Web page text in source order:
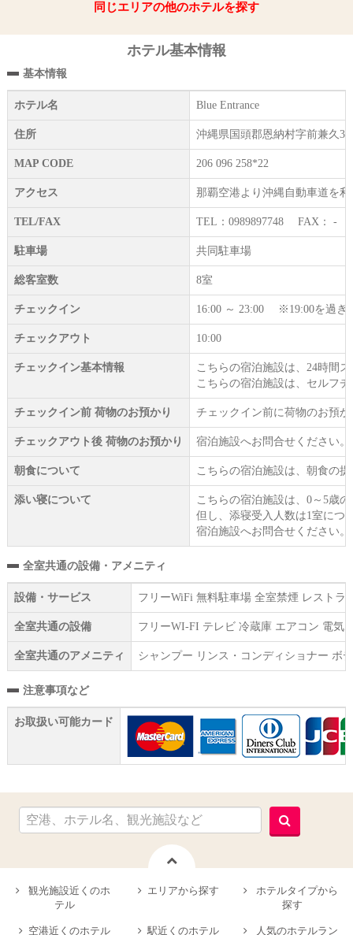
同じエリアの他のホテルを探す
ホテル基本情報
基本情報
ホテル名 Blue Entrance
住所 沖縄県国頭郡恩納村字前兼久
MAP CODE 206 096 258*22
アクセス 那覇空港より沖縄自動車道を利
TEL/FAX TEL：0989897748 FAX： -
駐車場 共同駐車場
総客室数 8室
チェックイン 16:00 ～ 23:00 ※19:00を過ぎ
チェックアウト 10:00
チェックイン基本情報
こちらの宿泊施設は、24時間
こちらの宿泊施設は、セルフ
チェックイン前 荷物のお預かり チェックイン前に荷物のお預
チェックアウト後 荷物のお預かり 宿泊施設へお問合せください。
朝食について こちらの宿泊施設は、朝食の
添い寝について
こちらの宿泊施設は、0～5歳
但し、添寝受入人数は1室につ
宿泊施設へお問合せください。
全室共通の設備・アメニティ
設備・サービス フリーWiFi 無料駐車場 全室禁煙 レスト
全室共通の設備 フリーWI‐FI テレビ 冷蔵庫 エアコン 電気
全室共通のアメニティ シャンプー リンス・コンディショナー ボ
注意事項など
お取扱い可能カード
観光施設近くのホ
テル
エリアから探す
ホテルタイプから
探す
空港近くのホテル 駅近くのホテル 人気のホテルラン